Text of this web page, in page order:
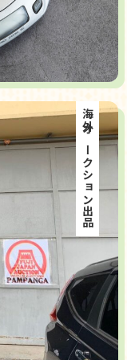
海外オークション出品